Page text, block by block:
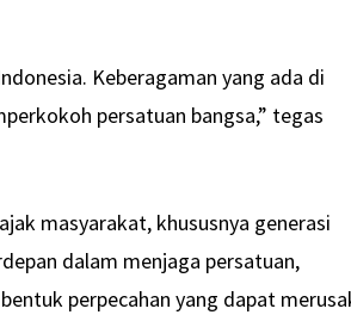
Keberagaman yang ada di
persatuan bangsa,” tegas
masyarakat, khususnya generasi
dalam menjaga persatuan,
perpecahan yang dapat